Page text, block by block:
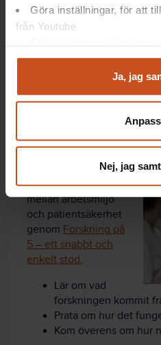
Göra inställningar, för att
från Youtube
Analysera trafik för att
Du kan när som helst återta
integritet@suntarbetsliv.se.
Ja, jag
Nej, jag
Läs mer i SKLs vägledning
Förbättra ert
vad forskningen
säger om kopplingen
mellan arbetsmiljö
och patientsäkerhet
genom Forskning på
5 – ett snabbt och
enkelt stöd.
Lär om vad
forskningen kommit
Prata om hur det
Kom överens om hur